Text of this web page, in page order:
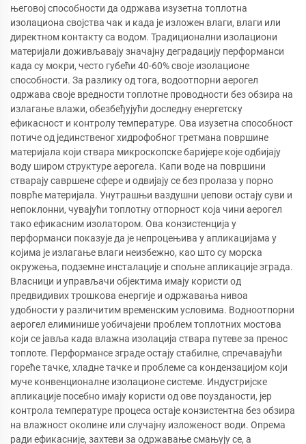
његовој способности да одржава изузетна топлотна
изолациона својства чак и када је изложен влаги, влаги или
директном контакту са водом. Традиционални изолациони
материјали доживљавају значајну деградацију перформанси
када су мокри, често губећи 40-60% своје изолационе
способности. За разлику од тога, водоотпорни аерогел
одржава своје вредности топлотне проводности без обзира на
излагање влажи, обезбеђујући доследну енергетску
ефикасност и контролу температуре. Ова изузетна способност
потиче од јединственог хидрофобног третмана површине
материјала који ствара микроскопске баријере које одбијају
воду широм структуре аерогела. Капи воде на површини
стварају савршене сфере и одвијају се без пролаза у порно
поврће материјала. Унутрашњи ваздушни џепови остају суви и
непоклонни, чувајући топлотну отпорност која чини аерогел
тако ефикасним изолатором. Ова конзистенција у
перформанси показује да је непроцењива у апликацијама у
којима је излагање влаги неизбежно, као што су морска
окружења, подземне инсталације и спољне апликације зграда.
Власници и управљачи објектима имају користи од
предвидивих трошкова енергије и одржавања нивоа
удобности у различитим временским условима. Водноотпорни
аерогел елиминише уобичајени проблем топлотних мостова
који се јавља када влажна изолација ствара путеве за пренос
топлоте. Перформансе зграде остају стабилне, спречавајући
гореће тачке, хладне тачке и проблеме са кондензацијом који
муче конвенционалне изолационе системе. Индустријске
апликације посебно имају користи од ове поузданости, јер
контрола температуре процеса остаје конзистентна без обзира
на влажност околине или случајну изложеност води. Опрема
ради ефикасније, захтеви за одржавање смањују се, а